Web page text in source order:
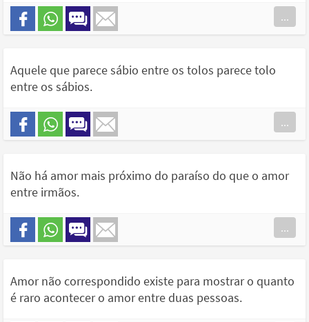
...
Aquele que parece sábio entre os tolos parece tolo
entre os sábios.
...
Não há amor mais próximo do paraíso do que o amor
entre irmãos.
...
Amor não correspondido existe para mostrar o quanto
é raro acontecer o amor entre duas pessoas.